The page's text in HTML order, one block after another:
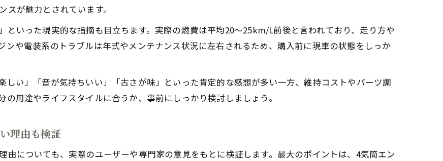
バイクBALIUSを選ぶ際の燃費や維持コストの判断軸
が魅力とされています。
といった現実的な指摘も目立ちます。実際の燃費は平均20～25km/L前後と言われており、走り方や
ンや電装系のトラブルは年式やメンテナンス状況に左右されるため、購入前に現車の状態をしっか
しい」「音が気持ちいい」「古さが味」といった肯定的な感想が多い一方、維持コストやパーツ調
用途やライフスタイルに合うか、事前にしっかり検討しましょう。
理由も検証
由についても、実際のユーザーや専門家の意見をもとに検証します。最大のポイントは、4気筒エン